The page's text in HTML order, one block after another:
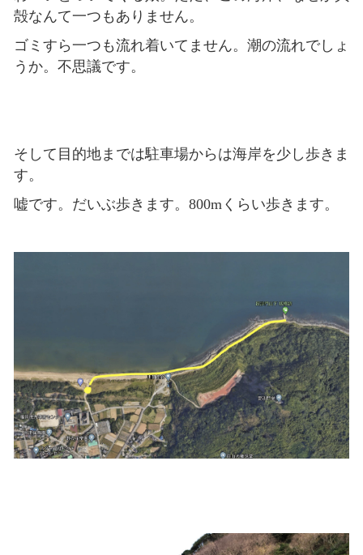
殻なんて一つもありません。
ゴミすら一つも流れ着いてません。潮の流れでしょ
うか。不思議です。
そして目的地までは駐車場からは海岸を少し歩きま
す。
嘘です。だいぶ歩きます。800mくらい歩きます。